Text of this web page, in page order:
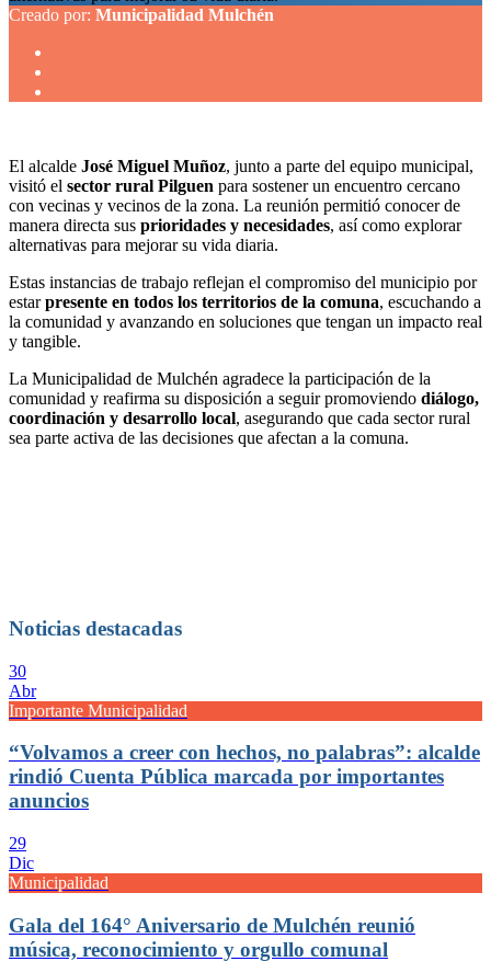
Creado por: Municipalidad Mulchén
El alcalde José Miguel Muñoz, junto a parte del equipo municipal,
visitó el sector rural Pilguen para sostener un encuentro cercano
con vecinas y vecinos de la zona. La reunión permitió conocer de
manera directa sus prioridades y necesidades, así como explorar
alternativas para mejorar su vida diaria.
Estas instancias de trabajo reflejan el compromiso del municipio por
estarpresente en todos los territorios de la comuna, escuchando a
la comunidad y avanzando en soluciones que tengan un impacto real
y tangible.
La Municipalidad de Mulchén agradece la participación de la
comunidad y reafirma su disposición a seguir promoviendo diálogo,
coordinación y desarrollo local, asegurando que cada sector rural
sea parte activa de las decisiones que afectan a la comuna.
Noticias destacadas
30
Abr
Importante Municipalidad
“Volvamos a creer con hechos, no palabras”: alcalde
rindió Cuenta Pública marcada por importantes
anuncios
29
Dic
Municipalidad
Gala del 164° Aniversario de Mulchén reunió
música, reconocimiento y orgullo comunal